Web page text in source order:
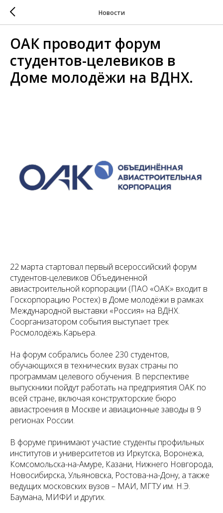
Новости
ОАК проводит форум
студентов-целевиков в
Доме молодёжи на ВДНХ.
22 марта стартовал первый всероссийский форум
студентов-целевиков Объединенной
авиастроительной корпорации (ПАО «ОАК» входит в
Госкорпорацию Ростех) в Доме молодёжи в рамках
Международной выставки «Россия» на ВДНХ.
Соорганизатором события выступает трек
Росмолодёжь.Карьера.
На форум собрались более 230 студентов,
обучающихся в технических вузах страны по
программам целевого обучения. В перспективе
выпускники пойдут работать на предприятия ОАК по
всей стране, включая конструкторские бюро
авиастроения в Москве и авиационные заводы в 9
регионах России.
В форуме принимают участие студенты профильных
институтов и университетов из Иркутска, Воронежа,
Комсомольска-на-Амуре, Казани, Нижнего Новгорода,
Новосибирска, Ульяновска, Ростова-на-Дону, а также
ведущих московских вузов – МАИ, МГТУ им. Н.Э.
Баумана, МИФИ и других.